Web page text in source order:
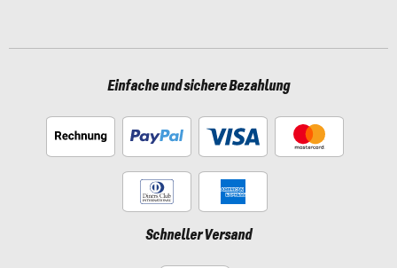
Einfache und sichere Bezahlung
Schneller Versand